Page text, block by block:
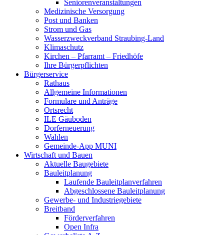
Seniorenveranstaltungen
Medizinische Versorgung
Post und Banken
Strom und Gas
Wasserzweckverband Straubing-Land
Klimaschutz
Kirchen – Pfarramt – Friedhöfe
Ihre Bürgerpflichten
Bürgerservice
Rathaus
Allgemeine Informationen
Formulare und Anträge
Ortsrecht
ILE Gäuboden
Dorferneuerung
Wahlen
Gemeinde-App MUNI
Wirtschaft und Bauen
Aktuelle Baugebiete
Bauleitplanung
Laufende Bauleitplanverfahren
Abgeschlossene Bauleitplanung
Gewerbe- und Industriegebiete
Breitband
Förderverfahren
Open Infra